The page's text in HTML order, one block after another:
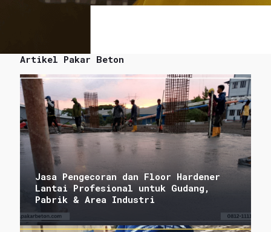
Artikel Pakar Beton
Jasa Pengecoran dan Floor Hardener
Lantai Profesional untuk Gudang,
Pabrik & Area Industri